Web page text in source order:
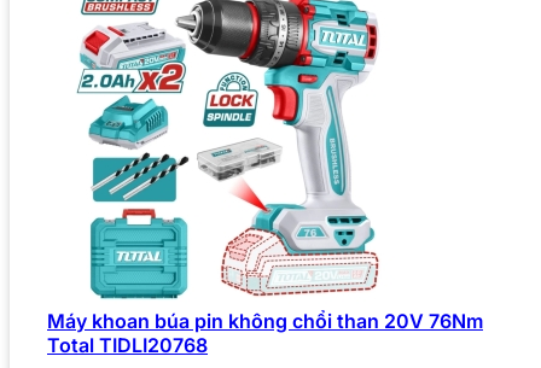
Máy khoan búa pin không chổi than 20V 76Nm
Total TIDLI20768